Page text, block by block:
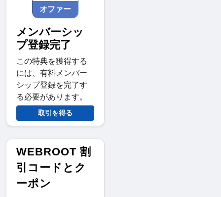
オファー
メンバーシッ
プ登録完了
この特典を獲得する
には、有料メンバー
シップ登録を完了す
る必要があります。
取引を得る
WEBROOT 割
引コードとク
ーポン